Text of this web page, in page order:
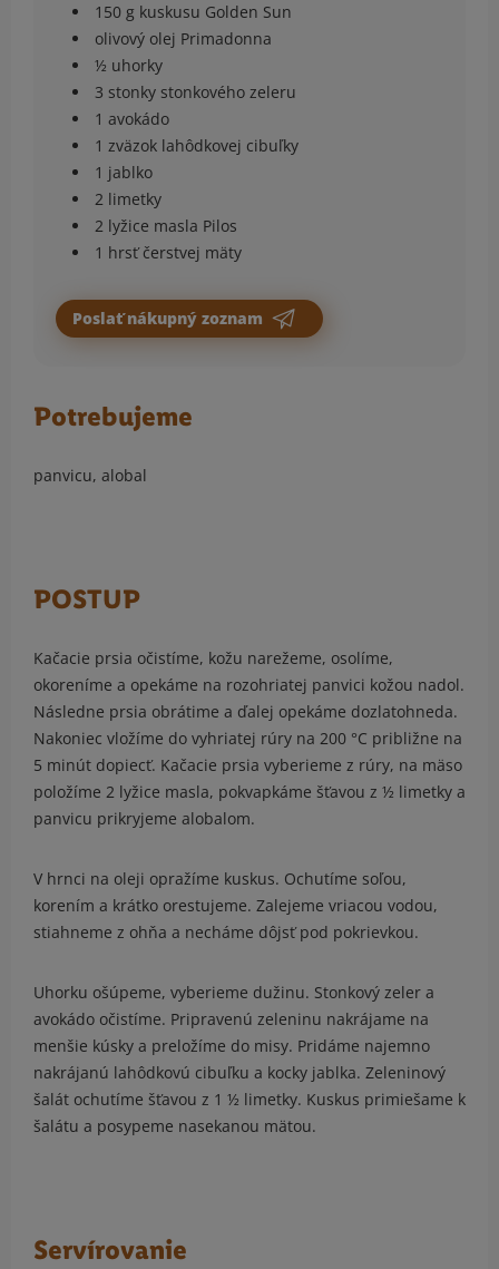
150 g kuskusu Golden Sun
olivový olej Primadonna
½ uhorky
3 stonky stonkového zeleru
1 avokádo
1 zväzok lahôdkovej cibuľky
1 jablko
2 limetky
2 lyžice masla Pilos
1 hrsť čerstvej mäty
Poslať nákupný zoznam
Potrebujeme
panvicu, alobal
POSTUP
Kačacie prsia očistíme, kožu narežeme, osolíme,
okoreníme a opekáme na rozohriatej panvici kožou nadol.
Následne prsia obrátime a ďalej opekáme dozlatohneda.
Nakoniec vložíme do vyhriatej rúry na 200 °C približne na
5 minút dopiecť. Kačacie prsia vyberieme z rúry, na mäso
položíme 2 lyžice masla, pokvapkáme šťavou z ½ limetky a
panvicu prikryjeme alobalom.
V hrnci na oleji opražíme kuskus. Ochutíme soľou,
korením a krátko orestujeme. Zalejeme vriacou vodou,
stiahneme z ohňa a necháme dôjsť pod pokrievkou.
Uhorku ošúpeme, vyberieme dužinu. Stonkový zeler a
avokádo očistíme. Pripravenú zeleninu nakrájame na
menšie kúsky a preložíme do misy. Pridáme najemno
nakrájanú lahôdkovú cibuľku a kocky jablka. Zeleninový
šalát ochutíme šťavou z 1 ½ limetky. Kuskus primiešame k
šalátu a posypeme nasekanou mätou.
Servírovanie